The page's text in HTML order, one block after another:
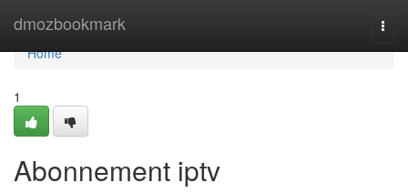
dmozbookmark
Home
Home
1
Abonnement iptv